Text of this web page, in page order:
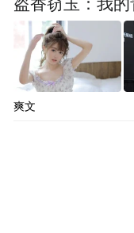
盗香窃玉：我
爽文